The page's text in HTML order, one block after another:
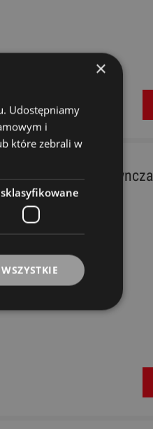
Stopa Pojedyncza
×
Udostępniamy
i
które zebrali w